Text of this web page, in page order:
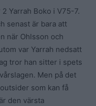
Yarrah Boko i V75-7.
senast är bara att
när Ohlsson och
var Yarrah nedsatt
tror han sitter i spets
Men på det
som kan få
den värsta